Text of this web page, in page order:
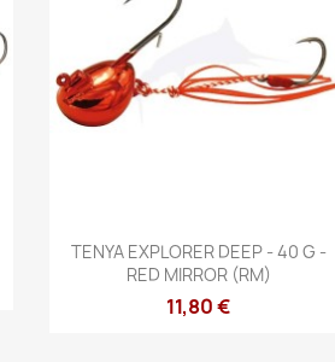
Aperçu rapide
TENYA EXPLORER DEEP - 40 G -
RED MIRROR (RM)
11,80 €